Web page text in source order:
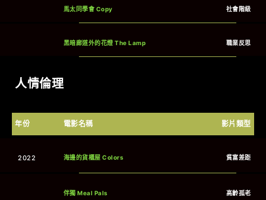
馬太同學會 Copy 社會階級
黑暗廊道外的花燈 The Lamp 職業反思
人情倫理
年份 電影名稱 影片類型
2022 海邊的貨櫃屋 Colors 貧富差距
伴獨 Meal Pals 高齡孤老